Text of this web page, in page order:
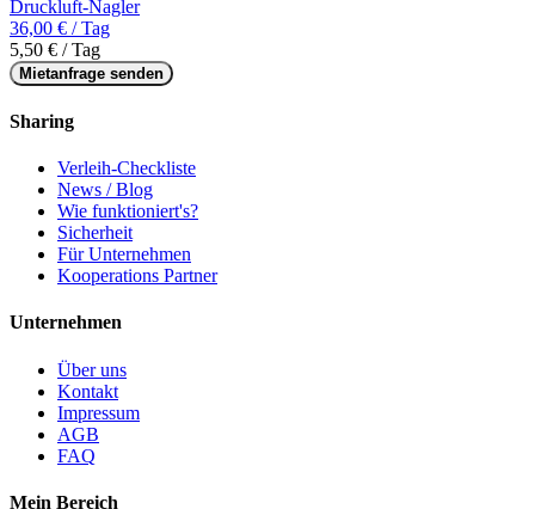
Druckluft-Nagler
36,00 € / Tag
5,50 € / Tag
Mietanfrage senden
Sharing
Verleih-Checkliste
News / Blog
Wie funktioniert's?
Sicherheit
Für Unternehmen
Kooperations Partner
Unternehmen
Über uns
Kontakt
Impressum
AGB
FAQ
Mein Bereich